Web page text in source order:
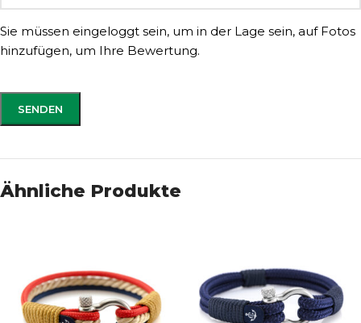
Sie müssen eingeloggt sein, um in der Lage sein, auf Fotos
hinzufügen, um Ihre Bewertung.
Ähnliche Produkte